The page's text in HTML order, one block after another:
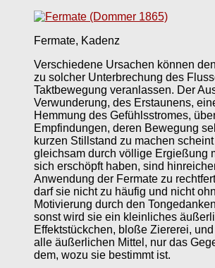
Fermate, Kadenz
Verschiedene Ursachen können
zu solcher Unterbrechung des
Taktbewegung veranlassen. Der
Verwunderung, des Erstaunens,
Hemmung des Gefühlsstromes,
Empfindungen, deren Bewegung
kurzen Stillstand zu machen
gleichsam durch völlige Ergießung
sich erschöpft haben, sind
Anwendung der Fermate zu
darf sie nicht zu häufig und nicht
Motivierung durch den
sonst wird sie ein kleinliches
Effektstückchen, bloße Ziererei,
alle äußerlichen Mittel, nur das
dem, wozu sie bestimmt ist.